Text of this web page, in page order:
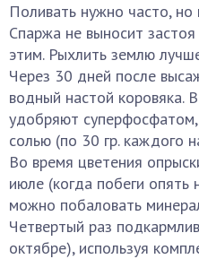
Поливать нужно часто,
Спаржа не выносит
этим. Рыхлить землю
Через 30 дней после
водный настой коровяка.
удобряют
солью (по 30 гр. каждого
Во время цветения
июле (когда побеги опять
можно побаловать
Четвертый раз
октябре), используя